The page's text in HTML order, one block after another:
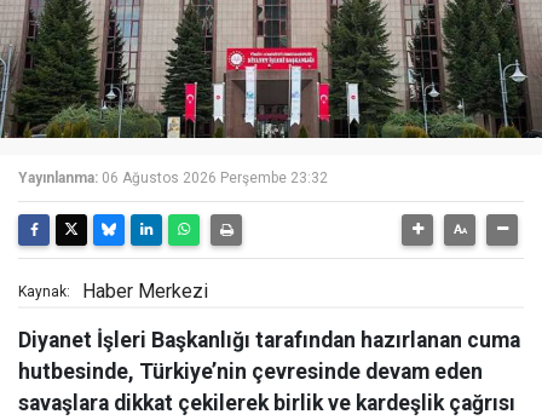
Yayınlanma: 06 Ağustos 2026 Perşembe 23:32
Kaynak: Haber Merkezi
Diyanet İşleri Başkanlığı tarafından hazırlanan cuma
hutbesinde, Türkiye’nin çevresinde devam eden
savaşlara dikkat çekilerek birlik ve kardeşlik çağrısı